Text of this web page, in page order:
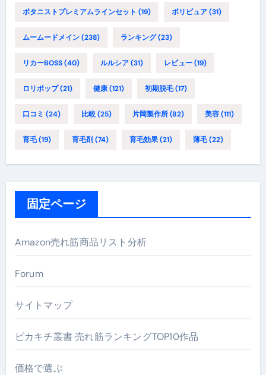
ボタニストプレミアムラインセット (19) ポリピュア(31)
ムームードメイン(238) ランキング(23)
リカーBOSS(40) ルルシア(31) レビュー(19)
ロリポップ(21) 健康(121) 初期脱毛(17)
口コミ (24) 比較(25) 片岡製作所(82) 美容(111)
育毛(19) 育毛剤 (74) 育毛効果(21) 薄毛(22)
固定ページ
Amazon売れ筋商品リスト分析
Forum
サイトマップ
ピカキチ叢書 売れ筋ランキングTOP10作品
価格で選ぶ